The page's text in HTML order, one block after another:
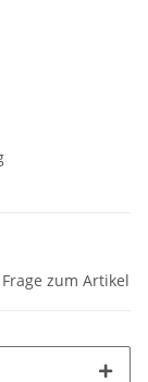
Frage zum Artikel